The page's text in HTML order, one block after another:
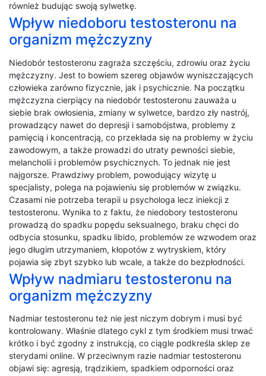
również budując swoją sylwetkę.
Wpływ niedoboru testosteronu na
organizm mężczyzny
Niedobór testosteronu zagraża szczęściu, zdrowiu oraz życiu
mężczyzny. Jest to bowiem szereg objawów wyniszczających
człowieka zarówno fizycznie, jak i psychicznie. Na początku
mężczyzna cierpiący na niedobór testosteronu zauważa u
siebie brak owłosienia, zmiany w sylwetce, bardzo zły nastrój,
prowadzący nawet do depresji i samobójstwa, problemy z
pamięcią i koncentracją, co przekłada się na problemy w życiu
zawodowym, a także prowadzi do utraty pewności siebie,
melancholii i problemów psychicznych. To jednak nie jest
najgorsze. Prawdziwy problem, powodujący wizytę u
specjalisty, polega na pojawieniu się problemów w związku.
Czasami nie potrzeba terapii u psychologa lecz iniekcji z
testosteronu. Wynika to z faktu, że niedobory testosteronu
prowadzą do spadku popędu seksualnego, braku chęci do
odbycia stosunku, spadku libido, problemów ze wzwodem oraz
jego długim utrzymaniem, kłopotów z wytryskiem, który
pojawia się zbyt szybko lub wcale, a także do bezpłodności.
Wpływ nadmiaru testosteronu na
organizm mężczyzny
Nadmiar testosteronu też nie jest niczym dobrym i musi być
kontrolowany. Właśnie dlatego cykl z tym środkiem musi trwać
krótko i być zgodny z instrukcją, co ciągle podkreśla sklep ze
sterydami online. W przeciwnym razie nadmiar testosteronu
objawi się: agresją, trądzikiem, spadkiem odporności oraz